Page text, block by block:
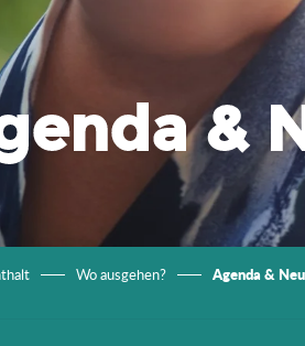
&
Wo ausgehen? Agenda &